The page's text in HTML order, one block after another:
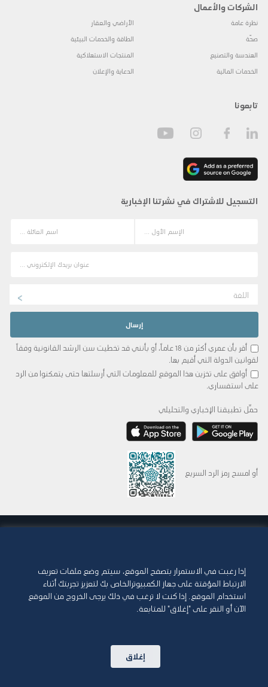
الشركات والأعمال
نظرة عامة
صحّة
الهندسة والتصنيع
الخدمات المالية
الأراضي والعقار
الطاقة والخدمات البيئية
المنتجات الاستهلاكية
الدعاية والإعلان
تابعونا
التسجيل للاشتراك في نشرتنا الإخبارية
اللغة
أقر بأن عمري أكثر من 18 عاماً، أو بأنني قد تخطيت سن الرشد القانونية وفقاً
لقوانين الدولة التي أقيم بها.
أوافق على تخزين هذا الموقع للمعلومات التي أرسلتها حتى يتمكنوا من الرد
على استفساري.
حمِّل تطبيقنا الإخباري والتحليلي
أو امسح رمز الرد السريع
registered trademarks of Abdul Latif Jameel IPR Company Limited.
شروط الاستخدام
حقوق الطبع والنشر وإخلاء المسؤولية
سياسة الوصول
إذا رغبت في الاستمرار بتصفح الموقع، سيتم وضع ملفات تعريف
الارتباط المؤقتة على جهاز الكمبيوترالخاص بك لتعزيز تجربتك أثناء
استخدام الموقع. إذا كنت لا ترغب في ذلك يرجى الخروج من الموقع
الآن أو النقر على "إغلاق" للمتابعة.
إغلاق